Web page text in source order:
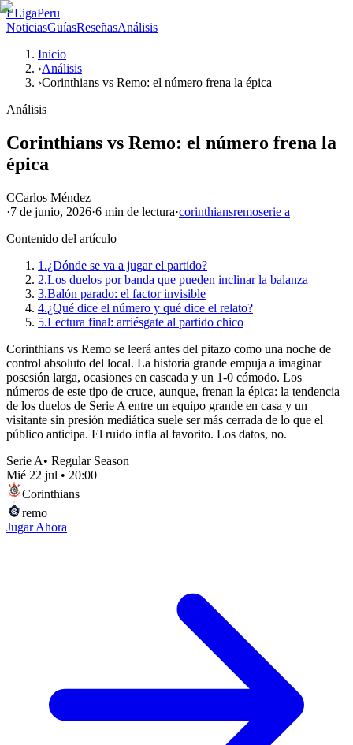
LLigaPeru
NoticiasGuíasReseñasAnálisis
Inicio
›Análisis
›Corinthians vs Remo: el número frena la épica
Análisis
Corinthians vs Remo: el número frena la
épica
CCarlos Méndez
·7 de junio, 2026·6 min de lectura·corinthiansremoserie a
Contenido del artículo
1.¿Dónde se va a jugar el partido?
2.Los duelos por banda que pueden inclinar la balanza
3.Balón parado: el factor invisible
4.¿Qué dice el número y qué dice el relato?
5.Lectura final: arriésgate al partido chico
Corinthians vs Remo se leerá antes del pitazo como una noche de
control absoluto del local. La historia grande empuja a imaginar
posesión larga, ocasiones en cascada y un 1-0 cómodo. Los
números de este tipo de cruce, aunque, frenan la épica: la tendencia
de los duelos de Serie A entre un equipo grande en casa y un
visitante sin presión mediática suele ser más cerrada de lo que el
público anticipa. El ruido infla al favorito. Los datos, no.
Serie A• Regular Season
Mié 22 jul • 20:00
Corinthians
remo
Jugar Ahora